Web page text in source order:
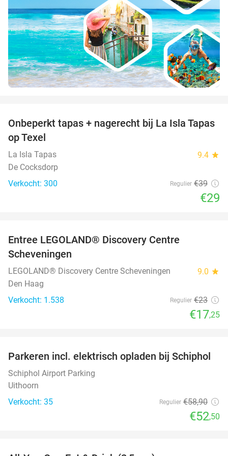
26%
Onbeperkt tapas + nagerecht bij La Isla Tapas
op Texel
La Isla Tapas 9.4 star
De Cocksdorp
Verkocht: 300
Regulier €39
€29
Entree LEGOLAND® Discovery Centre
Scheveningen
LEGOLAND® Discovery Centre Scheveningen 9.0 star
Den Haag
Verkocht: 1.538
Regulier €23
€17,25
11%
Parkeren incl. elektrisch opladen bij Schiphol
Schiphol Airport Parking
Uithoorn
Verkocht: 35
Regulier €58,90
€52,50